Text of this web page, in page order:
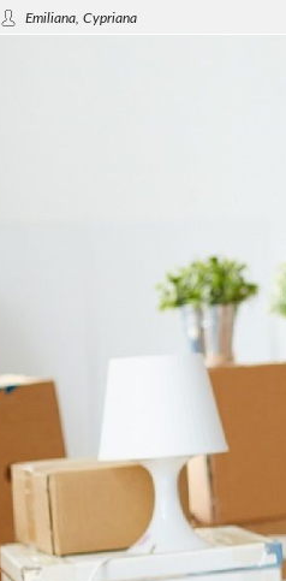
Emiliana, Cypriana